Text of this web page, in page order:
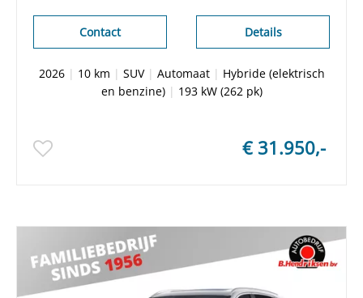
Leder/ 360 Camera/ Apple Carplay
Details
Contact
2026| 10 km | SUV| Automaat| Hybride (elektrisch
en benzine)| 193 kW (262 pk)
€ 31.950,-